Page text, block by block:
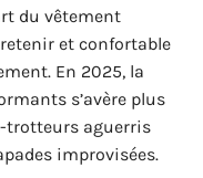
du vêtement
et confortable
En 2025, la
s’avère plus
trotteurs aguerris
improvisées.